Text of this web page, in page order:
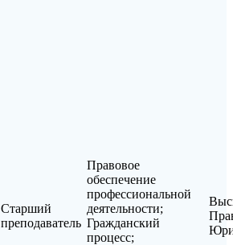
Старший
преподаватель
Правовое
обеспечение
профессиональной
деятельности;
Гражданский
процесс;